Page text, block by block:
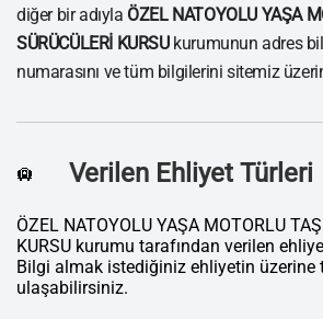
diğer bir adıyla ÖZEL NATOYOLU YAŞA
SÜRÜCÜLERİ KURSUkurumunun adres
numarasını ve tüm bilgilerini sitemiz
🛄 Verilen Ehliyet Türleri
ÖZEL NATOYOLU YAŞA MOTORLU
KURSU kurumu tarafından verilen
Bilgi almak istediğiniz ehliyetin üzerine
ulaşabilirsiniz.